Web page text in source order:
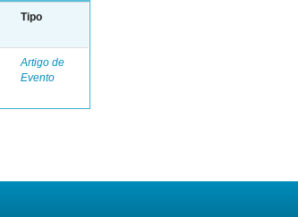
Tipo
Artigo de
Evento